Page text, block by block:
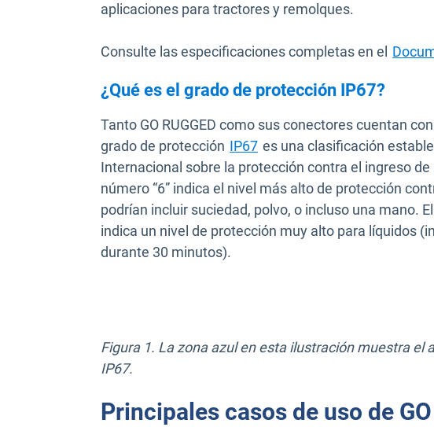
aplicaciones para tractores y remolques.
Consulte las especificaciones completas en el
¿Qué es el grado de protección IP67?
Tanto GO RUGGED como sus conectores cuentan
grado de protección IP67Abrir en una nueva ventana
es una clasificación
Internacional sobre la protección contra el ingreso de
número “6” indica el nivel más alto de protección
podrían incluir suciedad, polvo, o incluso una mano.
indica un nivel de protección muy alto para líquidos
durante 30 minutos).
Figura 1. La zona azul en esta ilustración muestra el
IP67.
Principales casos de uso de GO